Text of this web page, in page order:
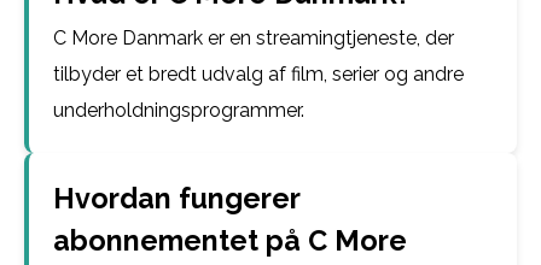
C More Danmark er en streamingtjeneste, der
tilbyder et bredt udvalg af film, serier og andre
underholdningsprogrammer.
Hvordan fungerer
abonnementet på C More